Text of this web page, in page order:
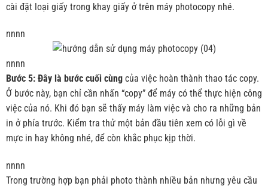
cài đặt loại giấy trong khay giấy ở trên máy photocopy nhé.
nnnn
nnnn
Bước 5: Đây là bước cuối cùngcủa việc hoàn thành thao tác copy.
Ở bước này, bạn chỉ cần nhấn “copy” để máy có thể thực hiện công
việc của nó. Khi đó bạn sẽ thấy máy làm việc và cho ra những bản
in ở phía trước. Kiểm tra thử một bản đầu tiên xem có lỗi gì về
mực in hay không nhé, để còn khắc phục kịp thời.
nnnn
Trong trường hợp bạn phải photo thành nhiều bản nhưng yêu cầu